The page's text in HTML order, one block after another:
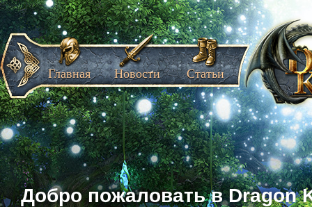
Добро пожаловать в Dragon
Главная Новости Статьи